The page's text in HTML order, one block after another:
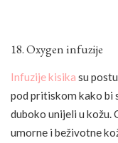
18. Oxygen infuzije
Infuzije kisika su
pod pritiskom kako bi
duboko unijeli u kožu.
umorne i beživotne